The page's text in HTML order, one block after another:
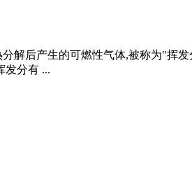
解后产生的可燃性气体,被称为"挥
发分有 ...